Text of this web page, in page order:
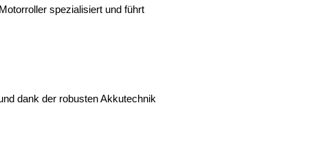
spezialisiert und führt
dank der robusten Akkutechnik